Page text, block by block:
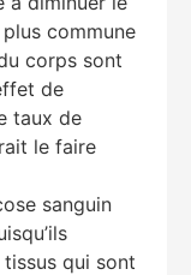
commune
corps sont
de
taux de
le faire
sanguin
qui sont